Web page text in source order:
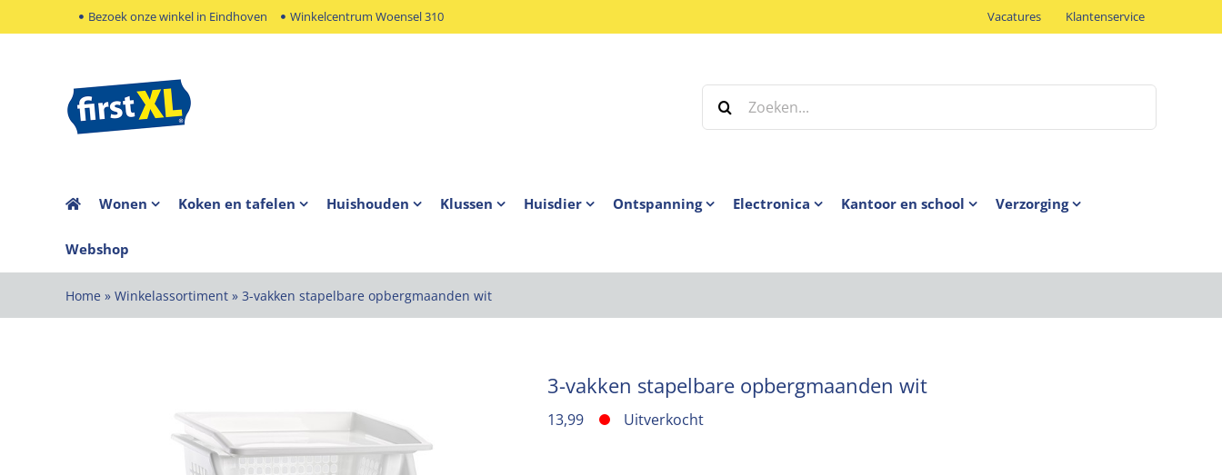
naar
Bezoek onze winkel in Eindhoven Winkelcentrum Woensel 310 Vacatures Klantenservice
Zoeken
naar:
Wonen Koken en tafelen Huishouden Klussen Huisdier Ontspanning Electronica Kantoor en school Verzorging
Webshop
Home » Winkelassortiment » 3-vakken stapelbare opbergmaanden wit
3-vakken stapelbare opbergmaanden wit
13,99 Uitverkocht